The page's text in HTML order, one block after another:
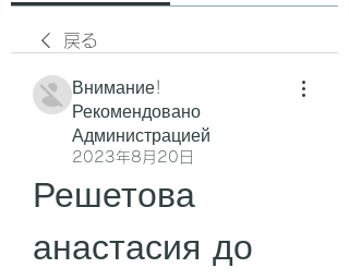
戻る
Внимание!
Рекомендовано
Администрацией
2023年8月20日
Решетова
анастасия до